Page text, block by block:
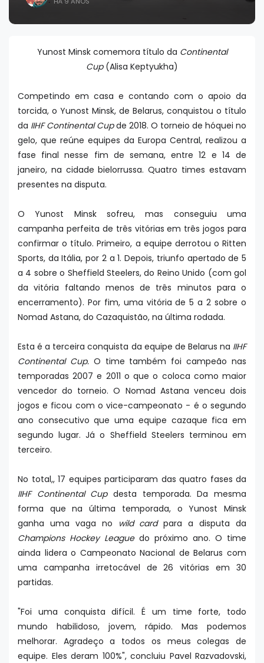
Yunost Minsk comemora título da Continental
Cup(Alisa Keptyukha)
Competindo em casa e contando com o apoio da
torcida, o Yunost Minsk, de Belarus, conquistou o título
da IIHF Continental Cupde 2018. O torneio de hóquei no
gelo, que reúne equipes da Europa Central, realizou a
fase final nesse fim de semana, entre 12 e 14 de
janeiro, na cidade bielorrussa. Quatro times estavam
presentes na disputa.
O Yunost Minsk sofreu, mas conseguiu uma
campanha perfeita de três vitórias em três jogos para
confirmar o título. Primeiro, a equipe derrotou o Ritten
Sports, da Itália, por 2 a 1. Depois, triunfo apertado de 5
a 4 sobre o Sheffield Steelers, do Reino Unido (com gol
da vitória faltando menos de três minutos para o
encerramento). Por fim, uma vitória de 5 a 2 sobre o
Nomad Astana, do Cazaquistão, na última rodada.
Esta é a terceira conquista da equipe de Belarus na IIHF
Continental Cup. O time também foi campeão nas
temporadas 2007 e 2011 o que o coloca como maior
vencedor do torneio. O Nomad Astana venceu dois
jogos e ficou com o vice-campeonato - é o segundo
ano consecutivo que uma equipe cazaque fica em
segundo lugar. Já o Sheffield Steelers terminou em
terceiro.
No total,, 17 equipes participaram das quatro fases da
IIHF Continental Cupdesta temporada. Da mesma
forma que na última temporada, o Yunost Minsk
ganha uma vaga no
wild cardpara a disputa da
Champions Hockey Leaguedo próximo ano. O time
ainda lidera o Campeonato Nacional de Belarus com
uma campanha irretocável de 26 vitórias em 30
partidas.
"Foi uma conquista difícil. É um time forte, todo
mundo habilidoso, jovem, rápido. Mas podemos
melhorar. Agradeço a todos os meus colegas de
equipe. Eles deram 100%", concluiu Pavel Razvadovski,